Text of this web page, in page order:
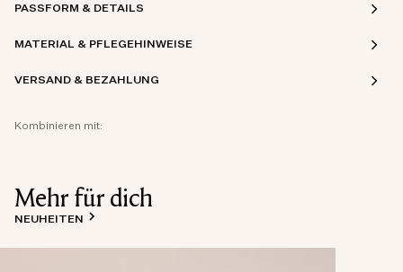
PASSFORM & DETAILS
MATERIAL & PFLEGEHINWEISE
VERSAND & BEZAHLUNG
Kombinieren mit:
Mehr für dich
NEUHEITEN